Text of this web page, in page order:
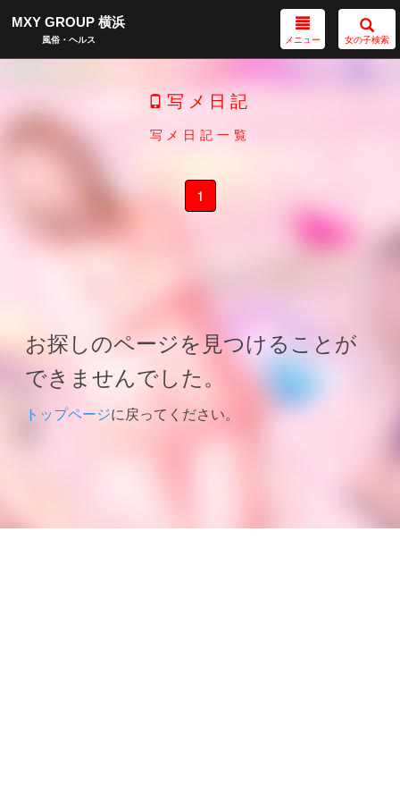
女の子検索
メニュー
MXY GROUP 横浜
風俗・ヘルス
写メ日記
写メ日記一覧
1
お探しのページを見つけることが
できませんでした。
トップページに戻ってください。